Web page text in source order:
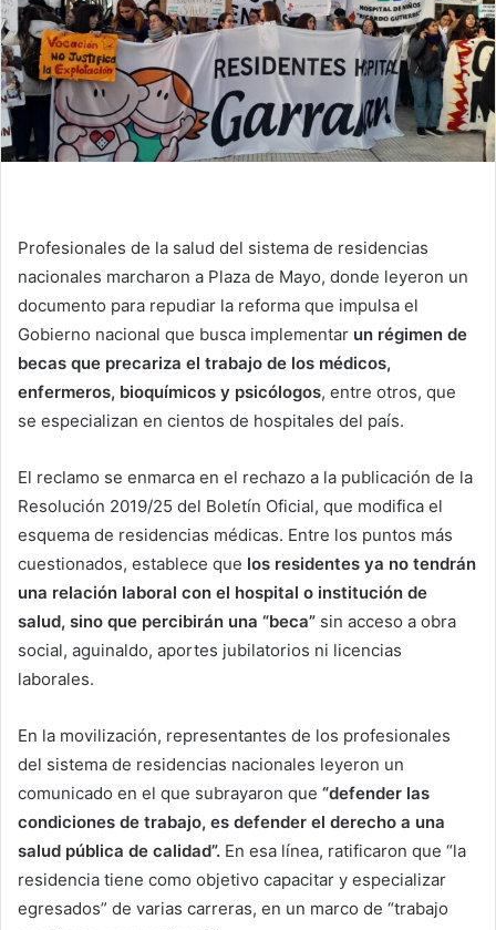
Profesionales de la salud del sistema de residencias
nacionales marcharon a Plaza de Mayo, donde leyeron un
documento para repudiar la reforma que impulsa el
Gobierno nacional que busca implementar un régimen de
becas que precariza el trabajo de los médicos,
enfermeros, bioquímicos y psicólogos, entre otros, que
se especializan en cientos de hospitales del país.
El reclamo se enmarca en el rechazo a la publicación de la
Resolución 2019/25 del Boletín Oficial, que modifica el
esquema de residencias médicas. Entre los puntos más
cuestionados, establece que los residentes ya no tendrán
una relación laboral con el hospital o institución de
salud, sino que percibirán una “beca” sin acceso a obra
social, aguinaldo, aportes jubilatorios ni licencias
laborales.
En la movilización, representantes de los profesionales
del sistema de residencias nacionales leyeron un
comunicado en el que subrayaron que “defender las
condiciones de trabajo, es defender el derecho a una
salud pública de calidad”. En esa línea, ratificaron que “la
residencia tiene como objetivo capacitar y especializar
egresados” de varias carreras, en un marco de “trabajo